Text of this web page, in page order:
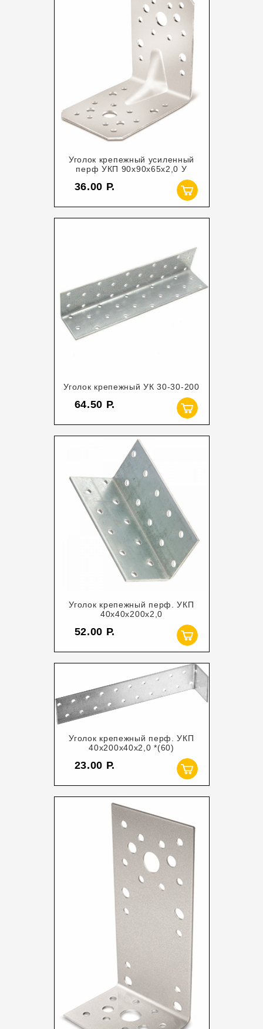
Уголок крепежный усиленный
перф УКП 90х90х65х2,0 У
36.00
Уголок крепежный УК 30-30-200
64.50
Уголок крепежный перф. УКП
40х40х200х2,0
52.00
Уголок крепежный перф. УКП
40х200х40х2,0 *(60)
23.00